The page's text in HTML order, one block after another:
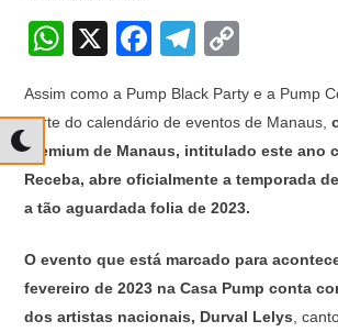
W
at
s
A
p
p
X
F
c
e
b
o
o
k
T
e
gr
a
m
p
y
Li
n
k
Assim como a Pump Black Party e a Pump
parte do calendário de eventos de Manaus,
Premium de Manaus, intitulado este ano
Receba, abre oficialmente a temporada
a tão aguardada folia de 2023.
O evento que está marcado para
fevereiro de 2023 na Casa Pump conta
dos artistas nacionais, Durval Lelys,